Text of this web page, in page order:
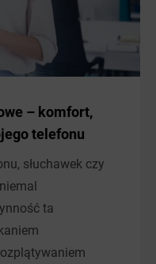
– komfort,
telefonu
słuchawek czy
ta